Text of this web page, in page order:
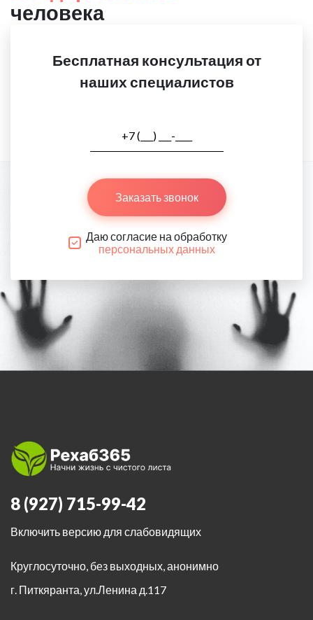
человека
Бесплатная консультация от
наших специалистов
Заказать звонок
Даю согласие на обработку
персональных данных
8 (927) 715-99-42
Включить версию для слабовидящих
Круглосуточно, без выходных, анонимно
г. Питкяранта,ул.Ленина д.117